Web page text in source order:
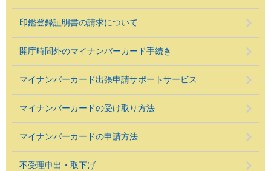
印鑑登録証明書の請求について
開庁時間外のマイナンバーカード手続き
マイナンバーカード出張申請サポートサービス
マイナンバーカードの受け取り方法
マイナンバーカードの申請方法
不受理申出・取下げ